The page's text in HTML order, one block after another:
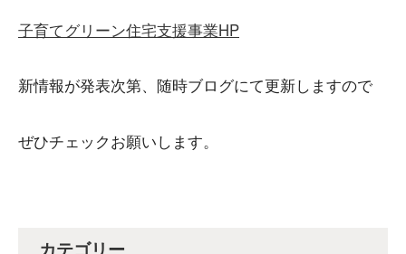
子育てグリーン住宅支援事業HP
新情報が発表次第、随時ブログにて更新しますので
ぜひチェックお願いします。
カテゴリー